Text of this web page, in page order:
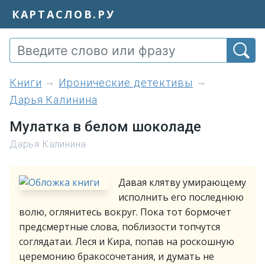
КАРТАСЛОВ.РУ
книги
Иронические детективы
Дарья Калинина
Мулатка в белом шоколаде
Дарья Калинина
Давая клятву умирающему
исполнить его последнюю
волю, оглянитесь вокруг. Пока тот бормочет
предсмертные слова, поблизости топчутся
соглядатаи. Леся и Кира, попав на роскошную
церемонию бракосочетания, и думать не